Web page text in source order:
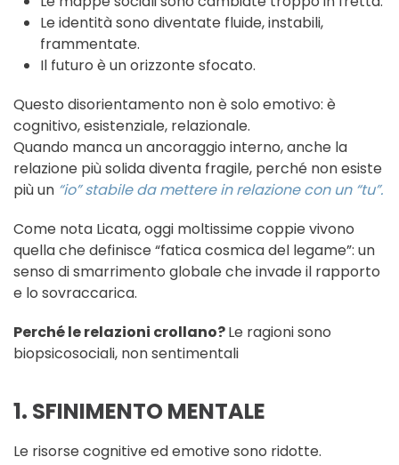
Le identità sono diventate fluide, instabili,
frammentate.
Il futuro è un orizzonte sfocato.
Questo disorientamento non è solo emotivo: è
cognitivo, esistenziale, relazionale.
Quando manca un ancoraggio interno, anche la
relazione più solida diventa fragile, perché non esiste
più un “io” stabile da mettere in relazione con un “tu”.
Come nota Licata, oggi moltissime coppie vivono
quella che definisce “fatica cosmica del legame”: un
senso di smarrimento globale che invade il rapporto
e lo sovraccarica.
Perché le relazioni crollano?Le ragioni sono
biopsicosociali, non sentimentali
1. SFINIMENTO MENTALE
Le risorse cognitive ed emotive sono ridotte.